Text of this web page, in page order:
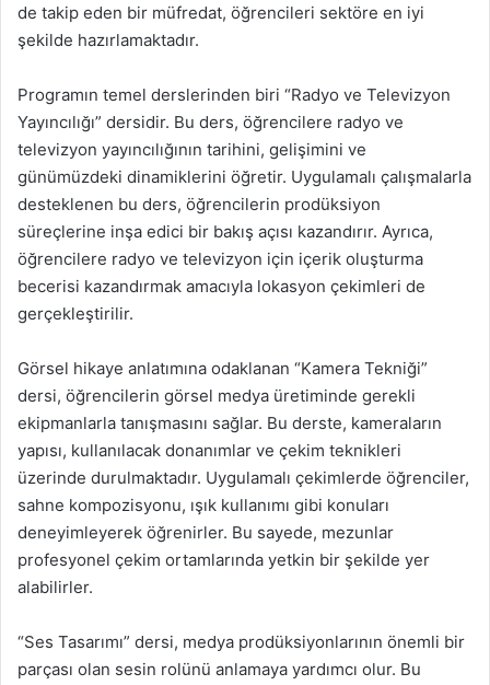
de takip eden bir müfredat, öğrencileri sektöre en iyi
şekilde hazırlamaktadır.
Programın temel derslerinden biri “Radyo ve Televizyon
Yayıncılığı” dersidir. Bu ders, öğrencilere radyo ve
televizyon yayıncılığının tarihini, gelişimini ve
günümüzdeki dinamiklerini öğretir. Uygulamalı çalışmalarla
desteklenen bu ders, öğrencilerin prodüksiyon
süreçlerine inşa edici bir bakış açısı kazandırır. Ayrıca,
öğrencilere radyo ve televizyon için içerik oluşturma
becerisi kazandırmak amacıyla lokasyon çekimleri de
gerçekleştirilir.
Görsel hikaye anlatımına odaklanan “Kamera Tekniği”
dersi, öğrencilerin görsel medya üretiminde gerekli
ekipmanlarla tanışmasını sağlar. Bu derste, kameraların
yapısı, kullanılacak donanımlar ve çekim teknikleri
üzerinde durulmaktadır. Uygulamalı çekimlerde öğrenciler,
sahne kompozisyonu, ışık kullanımı gibi konuları
deneyimleyerek öğrenirler. Bu sayede, mezunlar
profesyonel çekim ortamlarında yetkin bir şekilde yer
alabilirler.
“Ses Tasarımı” dersi, medya prodüksiyonlarının önemli bir
parçası olan sesin rolünü anlamaya yardımcı olur. Bu